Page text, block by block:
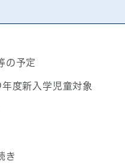
の予定
度新入学児童対象
き